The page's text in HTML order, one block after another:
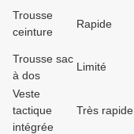
Trousse
ceinture
Rapide
Trousse sac
à dos
Limité
Veste
tactique
intégrée
Très rapide